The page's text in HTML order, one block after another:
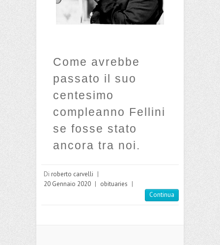
Come avrebbe
passato il suo
centesimo
compleanno Fellini
se fosse stato
ancora tra noi.
Di roberto carvelli |
20 Gennaio 2020 | obituaries |
Continua